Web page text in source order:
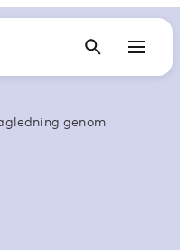
genom